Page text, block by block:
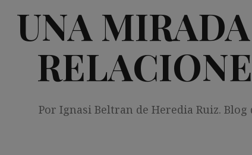
UNA
Por Ignasi Beltran de Heredia Ruiz.